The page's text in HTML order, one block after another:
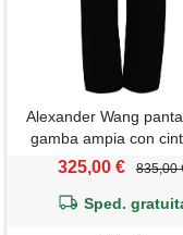
Alexander Wang
gamba ampia con
nero
325,00 € 835,00
Sped.